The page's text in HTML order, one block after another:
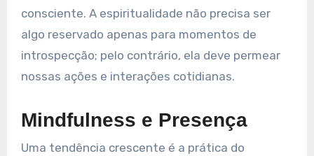
consciente. A espiritualidade não precisa ser
algo reservado apenas para momentos de
introspecção; pelo contrário, ela deve permear
nossas ações e interações cotidianas.
Mindfulness e Presença
Uma tendência crescente é a prática do